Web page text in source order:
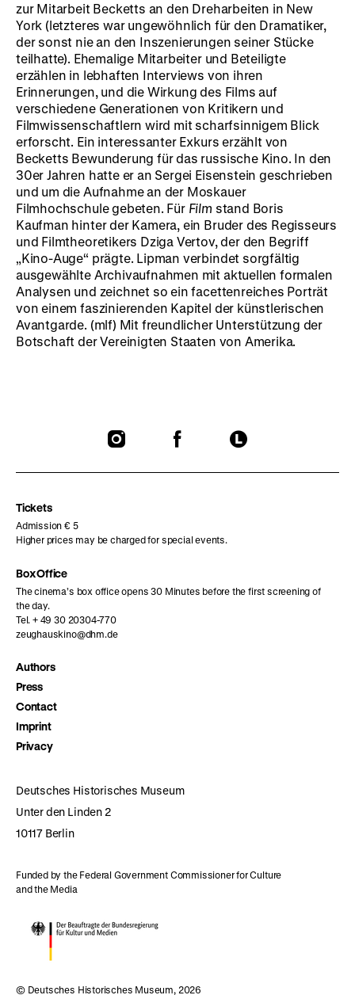
zur Mitarbeit Becketts an den Dreharbeiten in New
York (letzteres war ungewöhnlich für den Dramatiker,
der sonst nie an den Inszenierungen seiner Stücke
teilhatte). Ehemalige Mitarbeiter und Beteiligte
erzählen in lebhaften Interviews von ihren
Erinnerungen, und die Wirkung des Films auf
verschiedene Generationen von Kritikern und
Filmwissenschaftlern wird mit scharfsinnigem Blick
erforscht. Ein interessanter Exkurs erzählt von
Becketts Bewunderung für das russische Kino. In den
30er Jahren hatte er an Sergei Eisenstein geschrieben
und um die Aufnahme an der Moskauer
Filmhochschule gebeten. Für Film stand Boris
Kaufman hinter der Kamera, ein Bruder des Regisseurs
und Filmtheoretikers Dziga Vertov, der den Begriff
„Kino-Auge“ prägte. Lipman verbindet sorgfältig
ausgewählte Archivaufnahmen mit aktuellen formalen
Analysen und zeichnet so ein facettenreiches Porträt
von einem faszinierenden Kapitel der künstlerischen
Avantgarde. (mlf) Mit freundlicher Unterstützung der
Botschaft der Vereinigten Staaten von Amerika.
To
To
To
Tickets
Admission € 5
Higher prices may be charged for special events.
Box Office
The cinema’s box office opens 30 Minutes before the first screening of
the day.
Tel. + 49 30 20304-770
zeughauskino@dhm.de
Authors
Press
Contact
Imprint
Privacy
Deutsches Historisches Museum
Unter den Linden 2
10117 Berlin
Funded by the Federal Government Commissioner for Culture
and the Media
© Deutsches Historisches Museum, 2026